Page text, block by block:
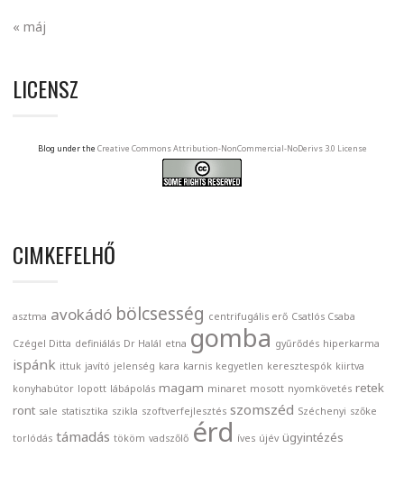
« máj
LICENSZ
Blog under the Creative Commons Attribution-NonCommercial-NoDerivs 3.0 License
CIMKEFELHŐ
asztma avokádó bölcsesség centrifugális erő Csatlós Csaba
Czégel Ditta definiálás Dr Halál etna gomba gyűrődés hiperkarma
ispánk ittuk javító jelenség kara karnis kegyetlen keresztespók kiirtva
konyhabútor lopott lábápolás magam minaret mosott nyomkövetés retek
ront sale statisztika szikla szoftverfejlesztés szomszéd Széchenyi szőke
torlódás támadás tököm vadszőlő érd íves újév ügyintézés